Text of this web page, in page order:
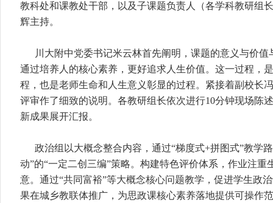
教科处和课教处干部，以及子课题负责人（各学科教研组
辉主持。
川大附中党委书记米云林首先阐明，课题的意义与价
通过培养人的核心素养，更好追求人生价值。这一过程，
程，也是老师生命和人生意义彰显的过程。紧接着副校长
评审作了细致的说明。各教研组长依次进行10分钟现场陈
新成果展开汇报。
政治组以大概念整合内容，通过“梯度式+拼图式”教学
动”的“一定二创三编”策略。构建特色评价体系，作业注
意。通过“共同富裕”等大概念核心问题教学，促进学生政
果在城乡教联体推广，为思政课核心素养落地提供可操作